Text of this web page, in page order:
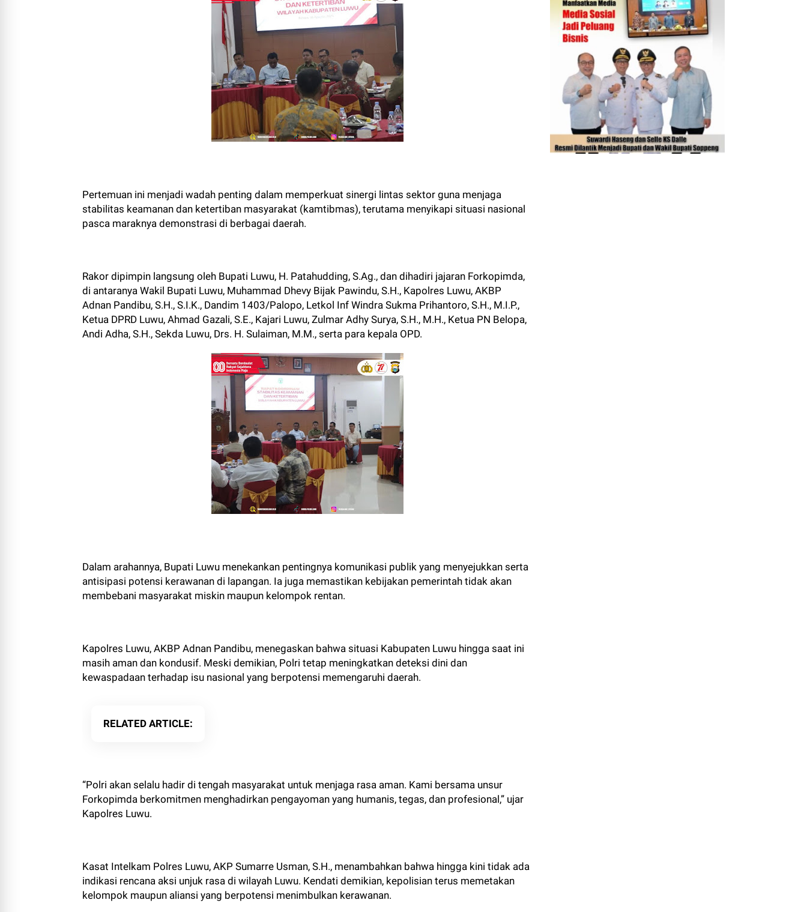
Pertemuan ini menjadi wadah penting dalam memperkuat sinergi lintas sektor guna menjaga
stabilitas keamanan dan ketertiban masyarakat (kamtibmas), terutama menyikapi situasi nasional
pasca maraknya demonstrasi di berbagai daerah.
Rakor dipimpin langsung oleh Bupati Luwu, H. Patahudding, S.Ag., dan dihadiri jajaran Forkopimda,
di antaranya Wakil Bupati Luwu, Muhammad Dhevy Bijak Pawindu, S.H., Kapolres Luwu, AKBP
Adnan Pandibu, S.H., S.I.K., Dandim 1403/Palopo, Letkol Inf Windra Sukma Prihantoro, S.H., M.I.P.,
Ketua DPRD Luwu, Ahmad Gazali, S.E., Kajari Luwu, Zulmar Adhy Surya, S.H., M.H., Ketua PN Belopa,
Andi Adha, S.H., Sekda Luwu, Drs. H. Sulaiman, M.M., serta para kepala OPD.
Dalam arahannya, Bupati Luwu menekankan pentingnya komunikasi publik yang menyejukkan serta
antisipasi potensi kerawanan di lapangan. Ia juga memastikan kebijakan pemerintah tidak akan
membebani masyarakat miskin maupun kelompok rentan.
Kapolres Luwu, AKBP Adnan Pandibu, menegaskan bahwa situasi Kabupaten Luwu hingga saat ini
masih aman dan kondusif. Meski demikian, Polri tetap meningkatkan deteksi dini dan
kewaspadaan terhadap isu nasional yang berpotensi memengaruhi daerah.
RELATED ARTICLE
“Polri akan selalu hadir di tengah masyarakat untuk menjaga rasa aman. Kami bersama unsur
Forkopimda berkomitmen menghadirkan pengayoman yang humanis, tegas, dan profesional,” ujar
Kapolres Luwu.
Kasat Intelkam Polres Luwu, AKP Sumarre Usman, S.H., menambahkan bahwa hingga kini tidak ada
indikasi rencana aksi unjuk rasa di wilayah Luwu. Kendati demikian, kepolisian terus memetakan
kelompok maupun aliansi yang berpotensi menimbulkan kerawanan.